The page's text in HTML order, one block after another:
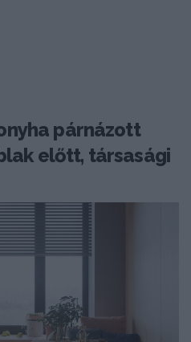
párnázott
előtt, társasági